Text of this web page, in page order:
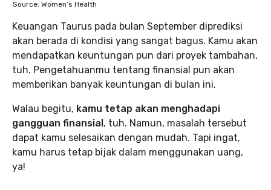
Source: Women’s Health
Keuangan Taurus pada bulan September diprediksi
akan berada di kondisi yang sangat bagus. Kamu akan
mendapatkan keuntungan pun dari proyek tambahan,
tuh. Pengetahuanmu tentang finansial pun akan
memberikan banyak keuntungan di bulan ini.
Walau begitu, kamu tetap akan menghadapi
gangguan finansial, tuh. Namun, masalah tersebut
dapat kamu selesaikan dengan mudah. Tapi ingat,
kamu harus tetap bijak dalam menggunakan uang,
ya!